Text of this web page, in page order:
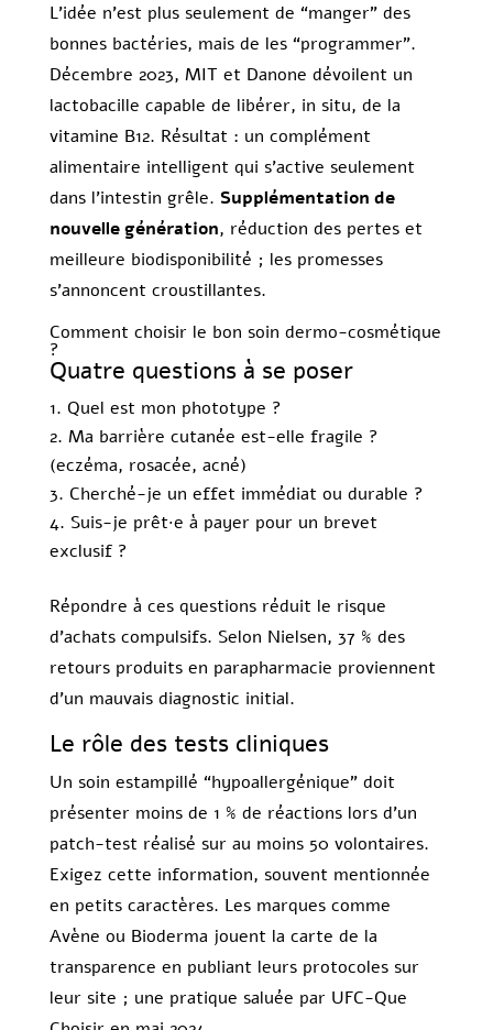
L’idée n’est plus seulement de “manger” des
bonnes bactéries, mais de les “programmer”.
Décembre 2023, MIT et Danone dévoilent un
lactobacille capable de libérer, in situ, de la
vitamine B12. Résultat : un complément
alimentaire intelligent qui s’active seulement
dans l’intestin grêle. Supplémentation de
nouvelle génération, réduction des pertes et
meilleure biodisponibilité ; les promesses
s’annoncent croustillantes.
Comment choisir le bon soin dermo-cosmétique
?
Quatre questions à se poser
Quel est mon phototype ?
Ma barrière cutanée est-elle fragile ?
(eczéma, rosacée, acné)
Cherché-je un effet immédiat ou durable ?
Suis-je prêt·e à payer pour un brevet
exclusif ?
Répondre à ces questions réduit le risque
d’achats compulsifs. Selon Nielsen, 37 % des
retours produits en parapharmacie proviennent
d’un mauvais diagnostic initial.
Le rôle des tests cliniques
Un soin estampillé “hypoallergénique” doit
présenter moins de 1 % de réactions lors d’un
patch-test réalisé sur au moins 50 volontaires.
Exigez cette information, souvent mentionnée
en petits caractères. Les marques comme
Avène ou Bioderma jouent la carte de la
transparence en publiant leurs protocoles sur
leur site ; une pratique saluée par UFC-Que